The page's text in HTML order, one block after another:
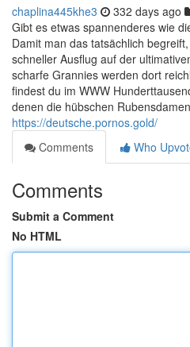
chaplina445khe3 332 days ago
Gibt es etwas spannenderes wie
Damit man das tatsächlich
schneller Ausflug auf der
scharfe Grannies werden dort
findest du im WWW
denen die hübschen
https://deutsche.pornos.gold/
Comments
Who
Comments
Submit a Comment
No HTML